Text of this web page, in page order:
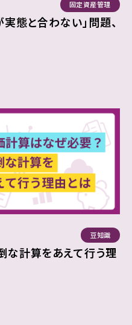
固定資産管理
態と合わない」問題、
豆知識
な計算をあえて行う理